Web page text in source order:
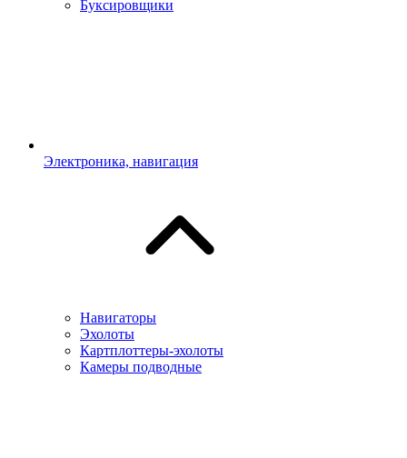
Буксировщики
Электроника, навигация
Навигаторы
Эхолоты
Картплоттеры-эхолоты
Камеры подводные